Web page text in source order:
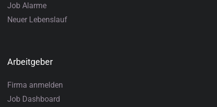
Job Alarme
Neuer Lebenslauf
Arbeitgeber
Firma anmelden
Job Dashboard